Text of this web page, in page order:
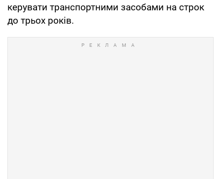
керувати транспортними засобами на строк
до трьох років.